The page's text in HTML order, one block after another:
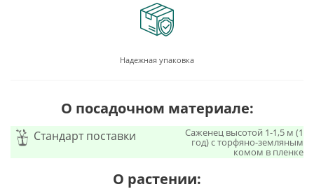
Надежная упаковка
О посадочном материале:
Стандарт поставки Саженец высотой 1-1,5 м (1
год) с торфяно-земляным
комом в пленке
О растении: